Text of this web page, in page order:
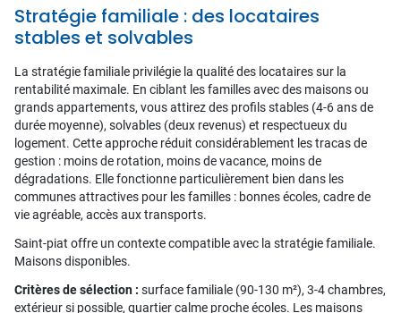
Stratégie familiale : des locataires
stables et solvables
La stratégie familiale privilégie la qualité des locataires sur la
rentabilité maximale. En ciblant les familles avec des maisons ou
grands appartements, vous attirez des profils stables (4-6 ans de
durée moyenne), solvables (deux revenus) et respectueux du
logement. Cette approche réduit considérablement les tracas de
gestion : moins de rotation, moins de vacance, moins de
dégradations. Elle fonctionne particulièrement bien dans les
communes attractives pour les familles : bonnes écoles, cadre de
vie agréable, accès aux transports.
Saint-piat offre un contexte compatible avec la stratégie familiale.
Maisons disponibles.
Critères de sélection : surface familiale (90-130 m²), 3-4 chambres,
extérieur si possible, quartier calme proche écoles. Les maisons